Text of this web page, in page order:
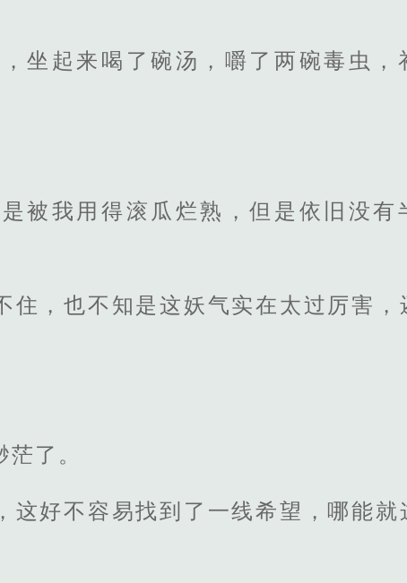
坐起来喝了碗汤，嚼了两碗毒虫，
被我用得滚瓜烂熟，但是依旧没有
住，也不知是这妖气实在太过厉害，
了。
这好不容易找到了一线希望，哪能就